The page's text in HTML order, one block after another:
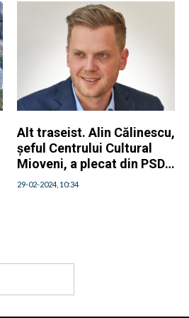
Alt traseist. Alin Călinescu,
șeful Centrului Cultural
Mioveni, a plecat din PSD
și s-a înscris în PNL
29-02-2024, 10:34